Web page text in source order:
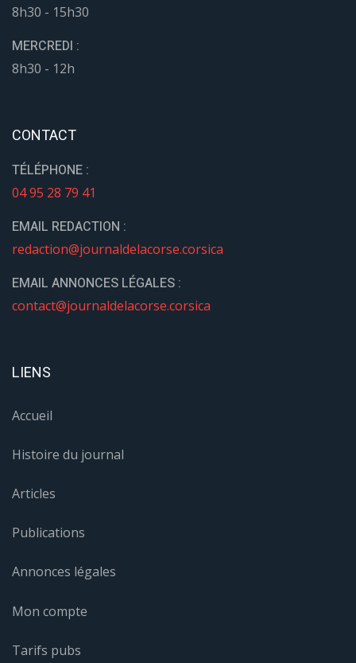
8h30 - 15h30
MERCREDI :
8h30 - 12h
CONTACT
TÉLÉPHONE :
04 95 28 79 41
EMAIL REDACTION :
redaction@journaldelacorse.corsica
EMAIL ANNONCES LÉGALES :
contact@journaldelacorse.corsica
LIENS
Accueil
Histoire du journal
Articles
Publications
Annonces légales
Mon compte
Tarifs pubs